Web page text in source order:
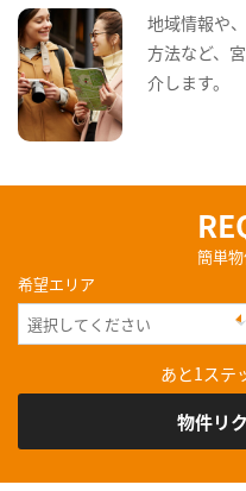
地域情報や
方法など、
介します。
簡単
希望エリア
あと1ステ
物件リ